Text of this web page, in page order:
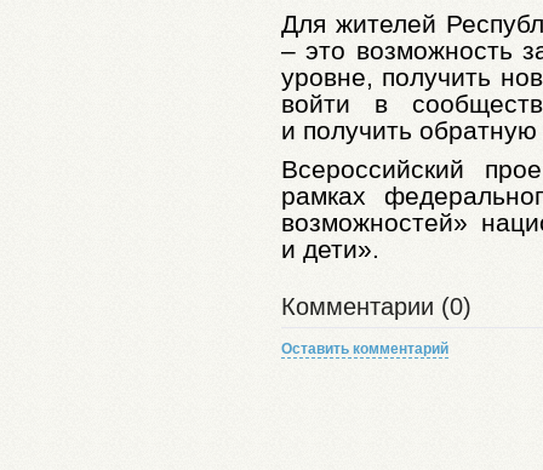
Для жителей
– это возможность
уровне, получить
войти в
и получить
Всероссийский
рамках
возможностей»
и дети».
Комментарии (0)
Оставить комментарий